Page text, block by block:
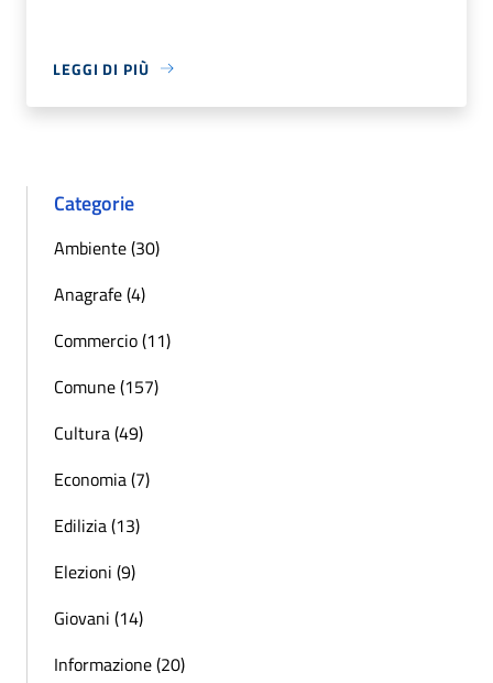
LEGGI DI PIÙ
Categorie
Ambiente (30)
Anagrafe (4)
Commercio (11)
Comune (157)
Cultura (49)
Economia (7)
Edilizia (13)
Elezioni (9)
Giovani (14)
Informazione (20)